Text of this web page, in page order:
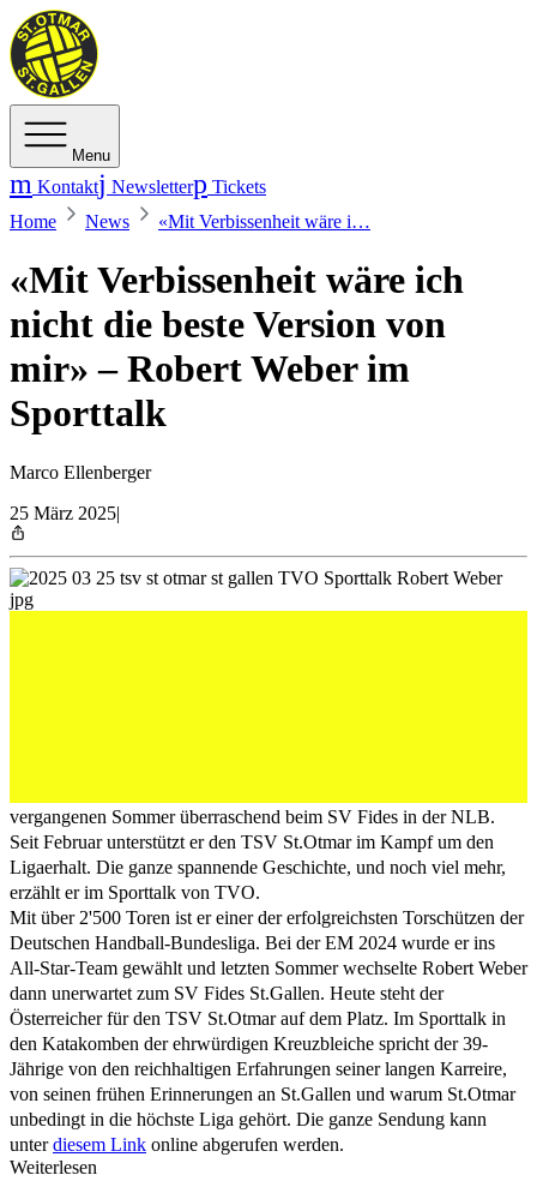
Menu
Kontakt Newsletter
Tickets
Home
News «Mit Verbissenheit wäre i…
«Mit Verbissenheit wäre ich
nicht die beste Version von
mir» – Robert Weber im
Sporttalk
Marco Ellenberger
25 März 2025|
vergangenen Sommer überraschend beim SV Fides in der NLB.
Seit Februar unterstützt er den TSV St.Otmar im Kampf um den
Ligaerhalt. Die ganze spannende Geschichte, und noch viel mehr,
erzählt er im Sporttalk von TVO.
Mit über 2'500 Toren ist er einer der erfolgreichsten Torschützen der
Deutschen Handball-Bundesliga. Bei der EM 2024 wurde er ins
All-Star-Team gewählt und letzten Sommer wechselte Robert Weber
dann unerwartet zum SV Fides St.Gallen. Heute steht der
Österreicher für den TSV St.Otmar auf dem Platz. Im Sporttalk in
den Katakomben der ehrwürdigen Kreuzbleiche spricht der 39-
Jährige von den reichhaltigen Erfahrungen seiner langen Karreire,
von seinen frühen Erinnerungen an St.Gallen und warum St.Otmar
unbedingt in die höchste Liga gehört. Die ganze Sendung kann
unterdiesem Link online abgerufen werden.
Weiterlesen